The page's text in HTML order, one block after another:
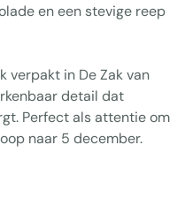
en een stevige reep
verpakt in De Zak van
detail dat
Perfect als attentie om
naar 5 december.